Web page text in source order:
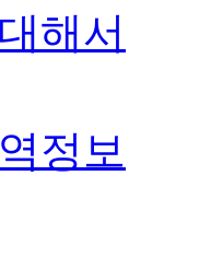
해서
정보